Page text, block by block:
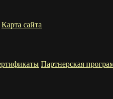
Карта сайта
Партнерская